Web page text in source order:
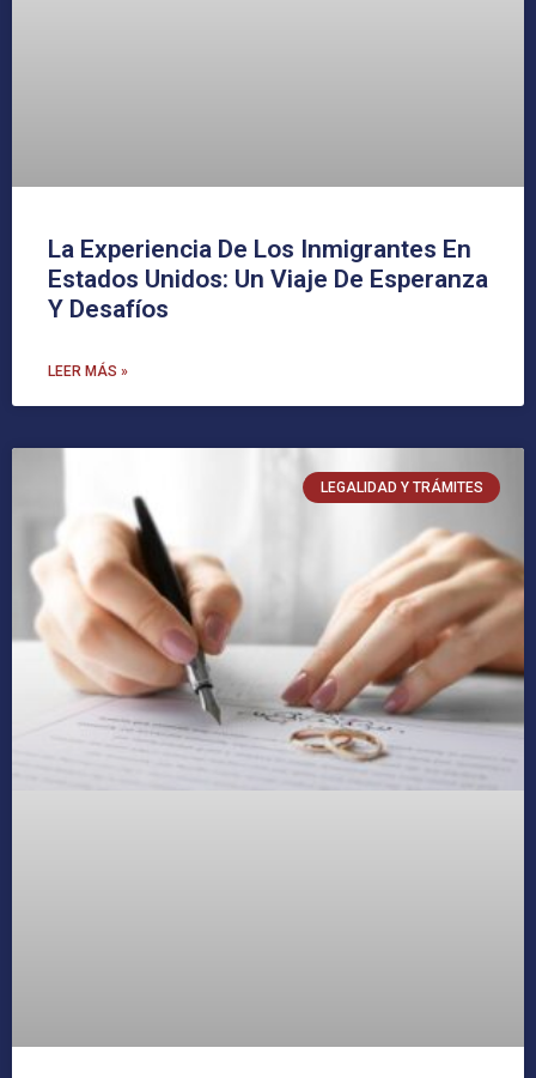
La Experiencia De Los Inmigrantes En
Estados Unidos: Un Viaje De Esperanza
Y Desafíos
LEER MÁS »
LEGALIDAD Y TRÁMITES